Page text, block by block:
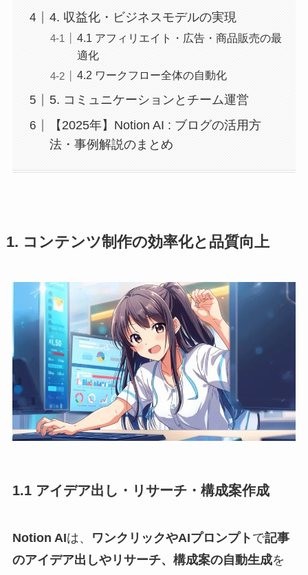
4. 収益化・ビジネスモデルの実現
4.1 アフィリエイト・広告・商品販売の最
適化
4.2 ワークフロー全体の自動化
5. コミュニケーションとチーム運営
【2025年】Notion AI : ブログの活用方
法・事例解説のまとめ
1. コンテンツ制作の効率化と品質向上
1.1 アイデア出し・リサーチ・構成案作成
Notion AIは、 ワンクリックやAIプロンプト で記事
のアイデア出しやリサーチ、構成案の自動生成を